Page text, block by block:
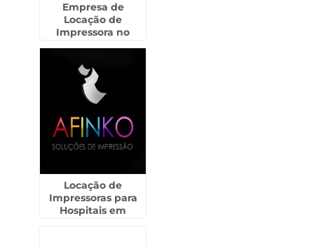
Empresa de
Locação de
Impressora no
Locação de
Impressoras para
Hospitais em